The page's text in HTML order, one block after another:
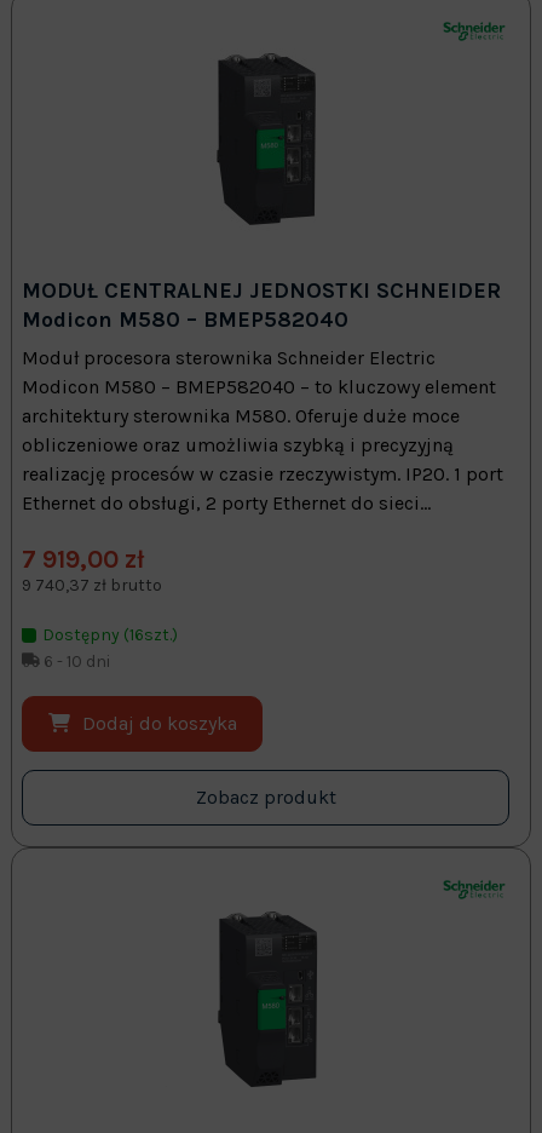
MODUŁ CENTRALNEJ JEDNOSTKI SCHNEIDER
Modicon M580 – BMEP582040
Moduł procesora sterownika Schneider Electric
Modicon M580 – BMEP582040 – to kluczowy element
architektury sterownika M580. Oferuje duże moce
obliczeniowe oraz umożliwia szybką i precyzyjną
realizację procesów w czasie rzeczywistym. IP20. 1 port
Ethernet do obsługi, 2 porty Ethernet do sieci...
7 919,00 zł
9 740,37 zł brutto
Dostępny (16szt.)
6 - 10 dni
Dodaj do koszyka
Zobacz produkt